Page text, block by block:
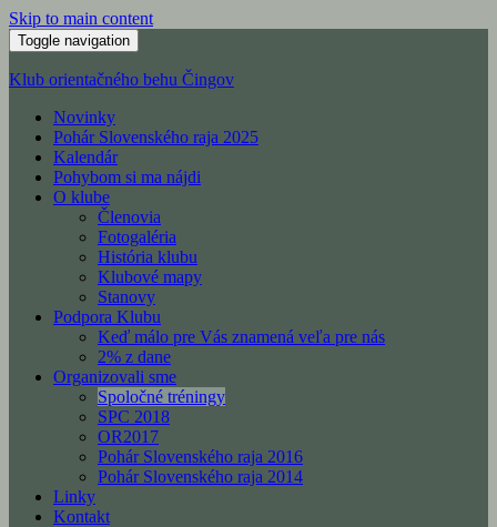
Skip to main content
Toggle navigation
Klub orientačného behu Čingov
Novinky
Pohár Slovenského raja 2025
Kalendár
Pohybom si ma nájdi
O klube
Členovia
Fotogaléria
História klubu
Klubové mapy
Stanovy
Podpora Klubu
Keď málo pre Vás znamená veľa pre nás
2% z dane
Organizovali sme
Spoločné tréningy
SPC 2018
OR2017
Pohár Slovenského raja 2016
Pohár Slovenského raja 2014
Linky
Kontakt